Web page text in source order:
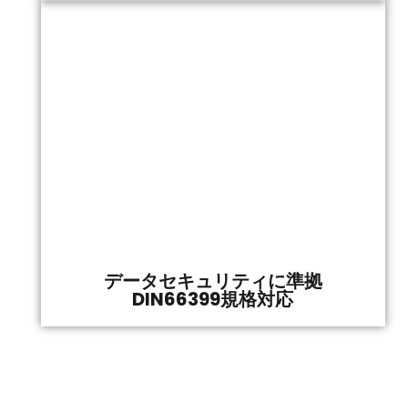
データセキュリティに準拠
DIN66399規格対応